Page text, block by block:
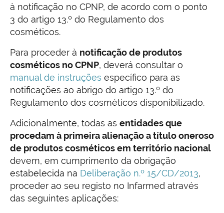
à notificação no CPNP, de acordo com o ponto
3 do artigo 13.º do Regulamento dos
cosméticos.
Para proceder à notificação de produtos
cosméticos no CPNP, deverá consultar o
manual de instruções específico para as
notificações ao abrigo do artigo 13.º do
Regulamento dos cosméticos disponibilizado.
Adicionalmente, todas as entidades que
procedam à primeira alienação a título oneroso
de produtos cosméticos em território nacional
devem, em cumprimento da obrigação
estabelecida na Deliberação n.º 15/CD/2013,
proceder ao seu registo no Infarmed através
das seguintes aplicações: